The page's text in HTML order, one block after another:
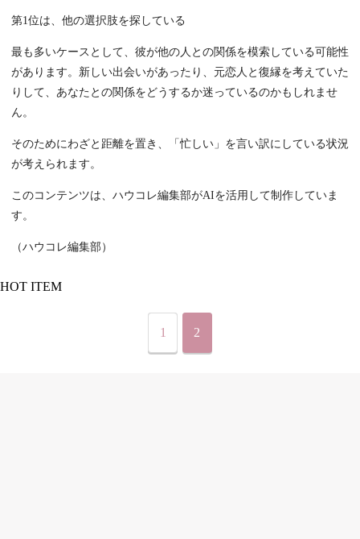
第1位は、他の選択肢を探している
最も多いケースとして、彼が他の人との関係を模索している可能性
があります。新しい出会いがあったり、元恋人と復縁を考えていた
りして、あなたとの関係をどうするか迷っているのかもしれませ
ん。
そのためにわざと距離を置き、「忙しい」を言い訳にしている状況
が考えられます。
このコンテンツは、ハウコレ編集部がAIを活用して制作していま
す。
（ハウコレ編集部）
HOT ITEM
1 2